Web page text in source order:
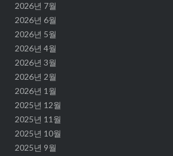
2026년 7월
2026년 6월
2026년 5월
2026년 4월
2026년 3월
2026년 2월
2026년 1월
2025년 12월
2025년 11월
2025년 10월
2025년 9월